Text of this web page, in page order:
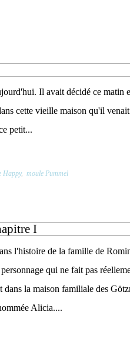
Il avait décidé ce matin
cette vieille maison qu'il
petit...
Happy, moule Pummel
I
l'histoire de la famille de
qui ne fait pas
la maison familiale des
Alicia....